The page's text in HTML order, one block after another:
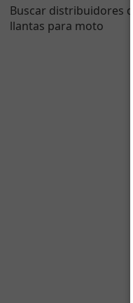
Buscar distribuidores de
llantas para moto